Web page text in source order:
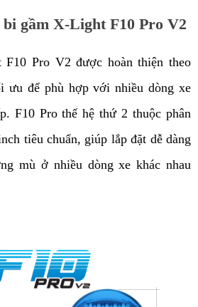
bi gầm X-Light F10 Pro V2
Pro V2 được hoàn thiện theo
ưu để phù hợp với nhiều dòng xe
F10 Pro thế hệ thứ 2 thuộc phân
tiêu chuẩn, giúp lắp đặt dễ dàng
mù ở nhiều dòng xe khác nhau